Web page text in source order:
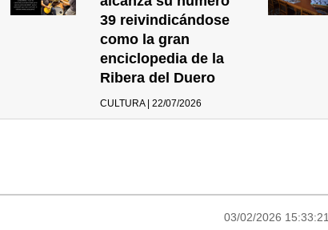
39 reivindicándose
como la gran
enciclopedia de la
Ribera del Duero
CULTURA | 22/07/2026
03/02/2026 15:33:21